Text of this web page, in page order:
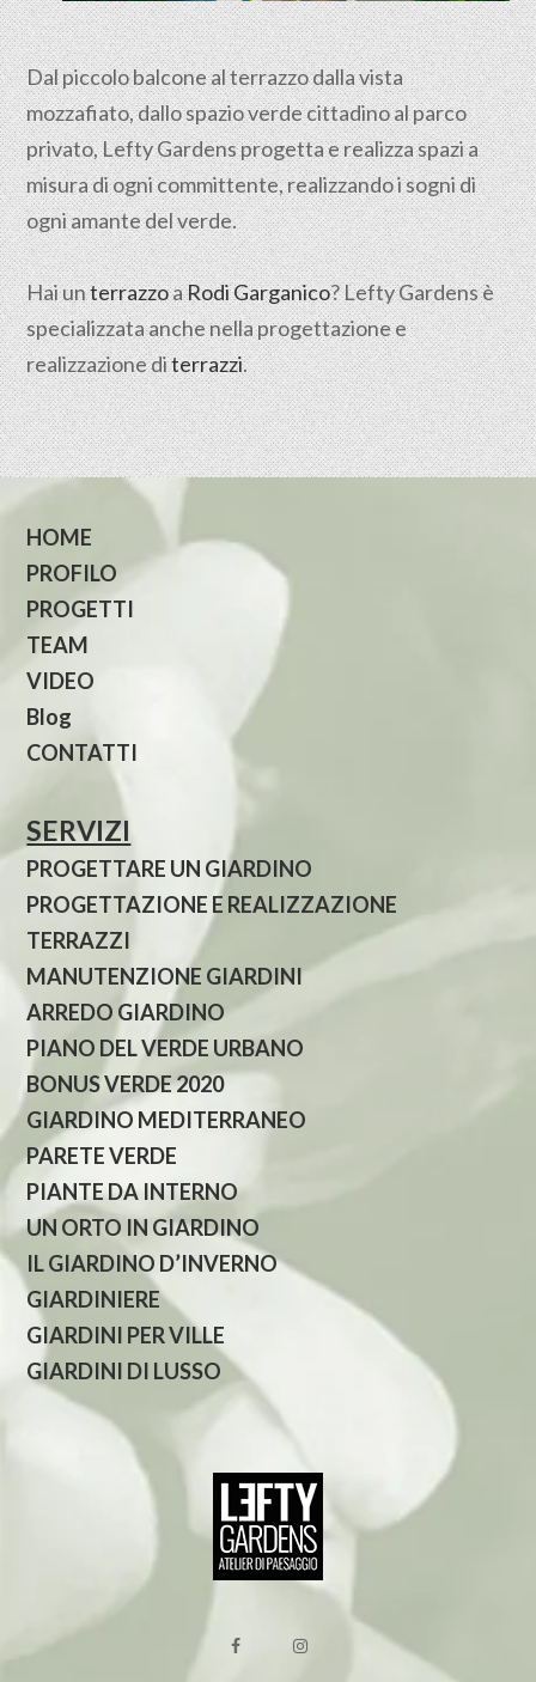
Dal piccolo balcone al terrazzo dalla vista
mozzafiato, dallo spazio verde cittadino al parco
privato, Lefty Gardens progetta e realizza spazi a
misura di ogni committente, realizzando i sogni di
ogni amante del verde.
Hai unterrazzoaRodi Garganico? Lefty Gardens è
specializzata anche nella progettazione e
realizzazione diterrazzi.
HOME
PROFILO
PROGETTI
TEAM
VIDEO
Blog
CONTATTI
SERVIZI
PROGETTARE UN GIARDINO
PROGETTAZIONE E REALIZZAZIONE
TERRAZZI
MANUTENZIONE GIARDINI
ARREDO GIARDINO
PIANO DEL VERDE URBANO
BONUS VERDE 2020
GIARDINO MEDITERRANEO
PARETE VERDE
PIANTE DA INTERNO
UN ORTO IN GIARDINO
IL GIARDINO D’INVERNO
GIARDINIERE
GIARDINI PER VILLE
GIARDINI DI LUSSO